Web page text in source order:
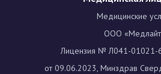
Медицинские
ООО
Лицензия № Л041-01021-
от 09.06.2023, Минздрав